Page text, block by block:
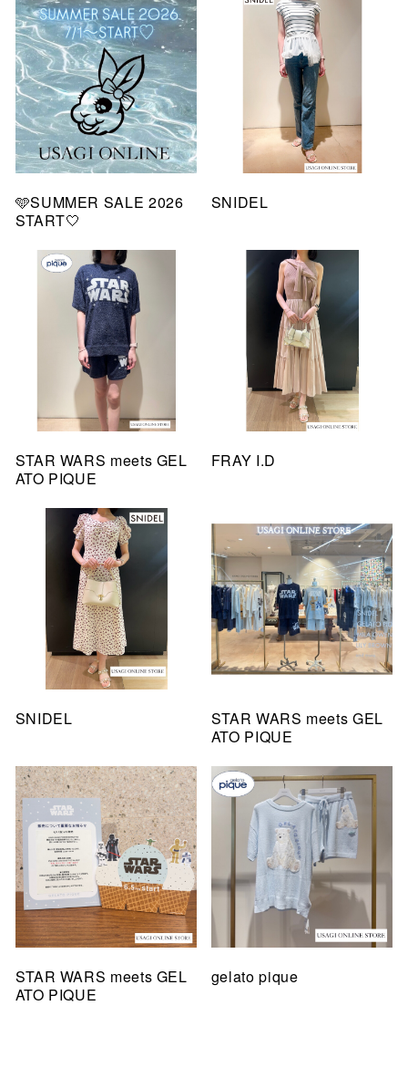
🩵SUMMER SALE 2026
START🤍
SNIDEL
STAR WARS meets GEL
ATO PIQUE
FRAY I.D
SNIDEL
STAR WARS meets GEL
ATO PIQUE
STAR WARS meets GEL
ATO PIQUE
gelato pique